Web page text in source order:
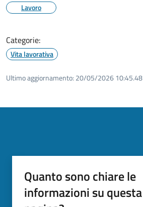
Lavoro
Categorie:
Vita lavorativa
Ultimo aggiornamento: 20/05/2026 10:45.48
Quanto sono chiare le
informazioni su questa